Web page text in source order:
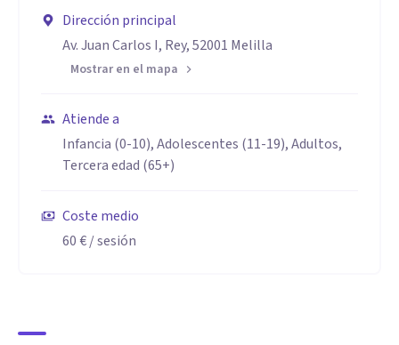
Dirección principal
Av. Juan Carlos I, Rey, 52001 Melilla
Mostrar en el mapa
Atiende a
Infancia (0-10), Adolescentes (11-19), Adultos,
Tercera edad (65+)
Coste medio
60 €/ sesión